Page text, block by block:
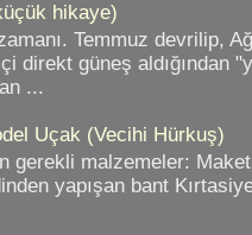
hikaye)
Temmuz devrilip,
direkt güneş aldığından
...
Uçak (Vecihi Hürkuş)
gerekli malzemeler: Maket
yapışan bant